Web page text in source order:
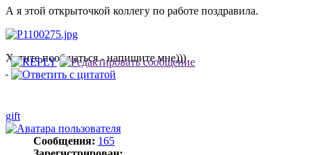
А я этой открыточкой коллегу по работе поздравила.
Хотите пообщаться - напишите мне)))
gift
Сообщения: 165